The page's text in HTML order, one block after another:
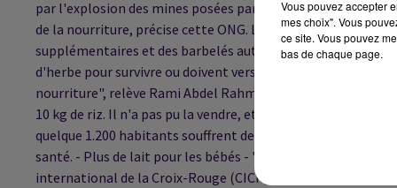
par l'explosion des mines posées par les forces du
de la nourriture, précise cette ONG. L'OSDH affirme que
supplémentaires et des barbelés autour de Madaya après
d'herbe pour survivre ou doivent verser des sommes
nourriture", relève Rami Abdel Rahmane, directeur de
10 kg de riz. Il n'a pas pu la vendre, et un membre de sa
quelque 1.200 habitants souffrent de maladies chroniques
santé. - Plus de lait pour les bébés - "En fait, il manque de
international de la Croix-Rouge (CICR), qui y est entré lors
Vous pouvez accepter
mes choix". Vous
ce site. Vous pouvez
bas de chaque page.